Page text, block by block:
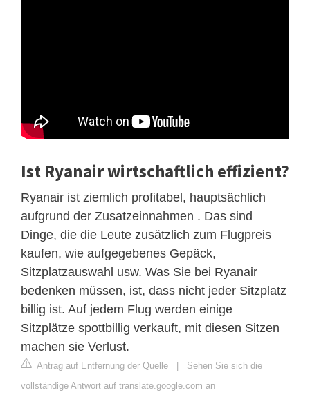
Ist Ryanair wirtschaftlich effizient?
Ryanair ist ziemlich profitabel, hauptsächlich
aufgrund der Zusatzeinnahmen . Das sind
Dinge, die die Leute zusätzlich zum Flugpreis
kaufen, wie aufgegebenes Gepäck,
Sitzplatzauswahl usw. Was Sie bei Ryanair
bedenken müssen, ist, dass nicht jeder Sitzplatz
billig ist. Auf jedem Flug werden einige
Sitzplätze spottbillig verkauft, mit diesen Sitzen
machen sie Verlust.
Antrag auf Entfernung der Quelle | Sehen Sie sich die
vollständige Antwort auf translate.google.com an